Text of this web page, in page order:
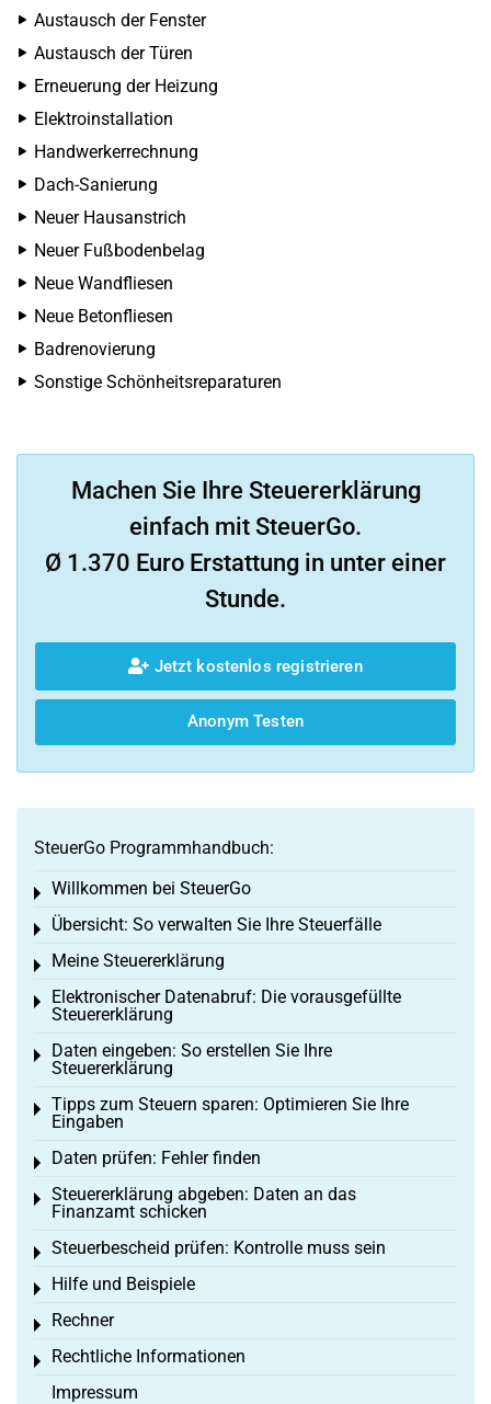
Austausch der Fenster
Austausch der Türen
Erneuerung der Heizung
Elektroinstallation
Handwerkerrechnung
Dach-Sanierung
Neuer Hausanstrich
Neuer Fußbodenbelag
Neue Wandfliesen
Neue Betonfliesen
Badrenovierung
Sonstige Schönheitsreparaturen
Machen Sie Ihre Steuererklärung
einfach mit SteuerGo.
Ø 1.370 Euro Erstattung in unter einer
Stunde.
Jetzt kostenlos registrieren
Anonym Testen
SteuerGo Programmhandbuch:
Willkommen bei SteuerGo
Toggle menu
Übersicht: So verwalten Sie Ihre Steuerfälle
Toggle menu
Meine Steuererklärung
Toggle menu
Elektronischer Datenabruf: Die vorausgefüllte
Steuererklärung
Toggle menu
Daten eingeben: So erstellen Sie Ihre
Steuererklärung
Toggle menu
Tipps zum Steuern sparen: Optimieren Sie Ihre
Eingaben
Toggle menu
Daten prüfen: Fehler finden
Toggle menu
Steuererklärung abgeben: Daten an das
Finanzamt schicken
Toggle menu
Steuerbescheid prüfen: Kontrolle muss sein
Toggle menu
Hilfe und Beispiele
Toggle menu
Rechner
Toggle menu
Rechtliche Informationen
Toggle menu
Impressum